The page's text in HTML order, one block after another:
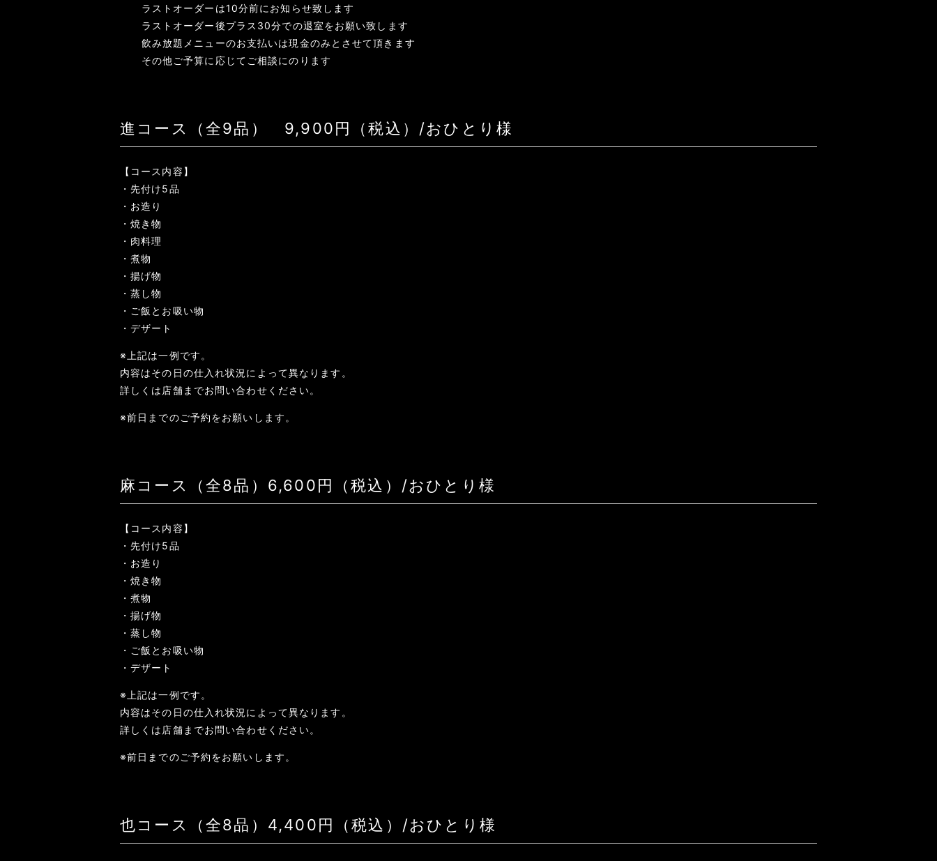
ラストオーダーは10分前にお知らせ致します
ラストオーダー後プラス30分での退室をお願い致します
飲み放題メニューのお支払いは現金のみとさせて頂きます
その他ご予算に応じてご相談にのります
進コース（全9品） 9,900円（税込）/おひとり様
【コース内容】
・先付け5品
・お造り
・焼き物
・肉料理
・煮物
・揚げ物
・蒸し物
・ご飯とお吸い物
・デザート
※上記は一例です。
内容はその日の仕入れ状況によって異なります。
詳しくは店舗までお問い合わせください。
※前日までのご予約をお願いします。
麻コース（全8品）6,600円（税込）/おひとり様
【コース内容】
・先付け5品
・お造り
・焼き物
・煮物
・揚げ物
・蒸し物
・ご飯とお吸い物
・デザート
※上記は一例です。
内容はその日の仕入れ状況によって異なります。
詳しくは店舗までお問い合わせください。
※前日までのご予約をお願いします。
也コース（全8品）4,400円（税込）/おひとり様